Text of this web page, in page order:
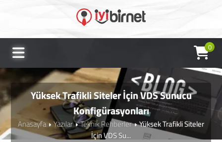
0
Yüksek Trafikli Siteler İçin VDS Sunucu
Konfigürasyonları
Anasayfa Yazılar Teknik Rehberler
Yüksek Trafikli Siteler
İçin VDS Su...